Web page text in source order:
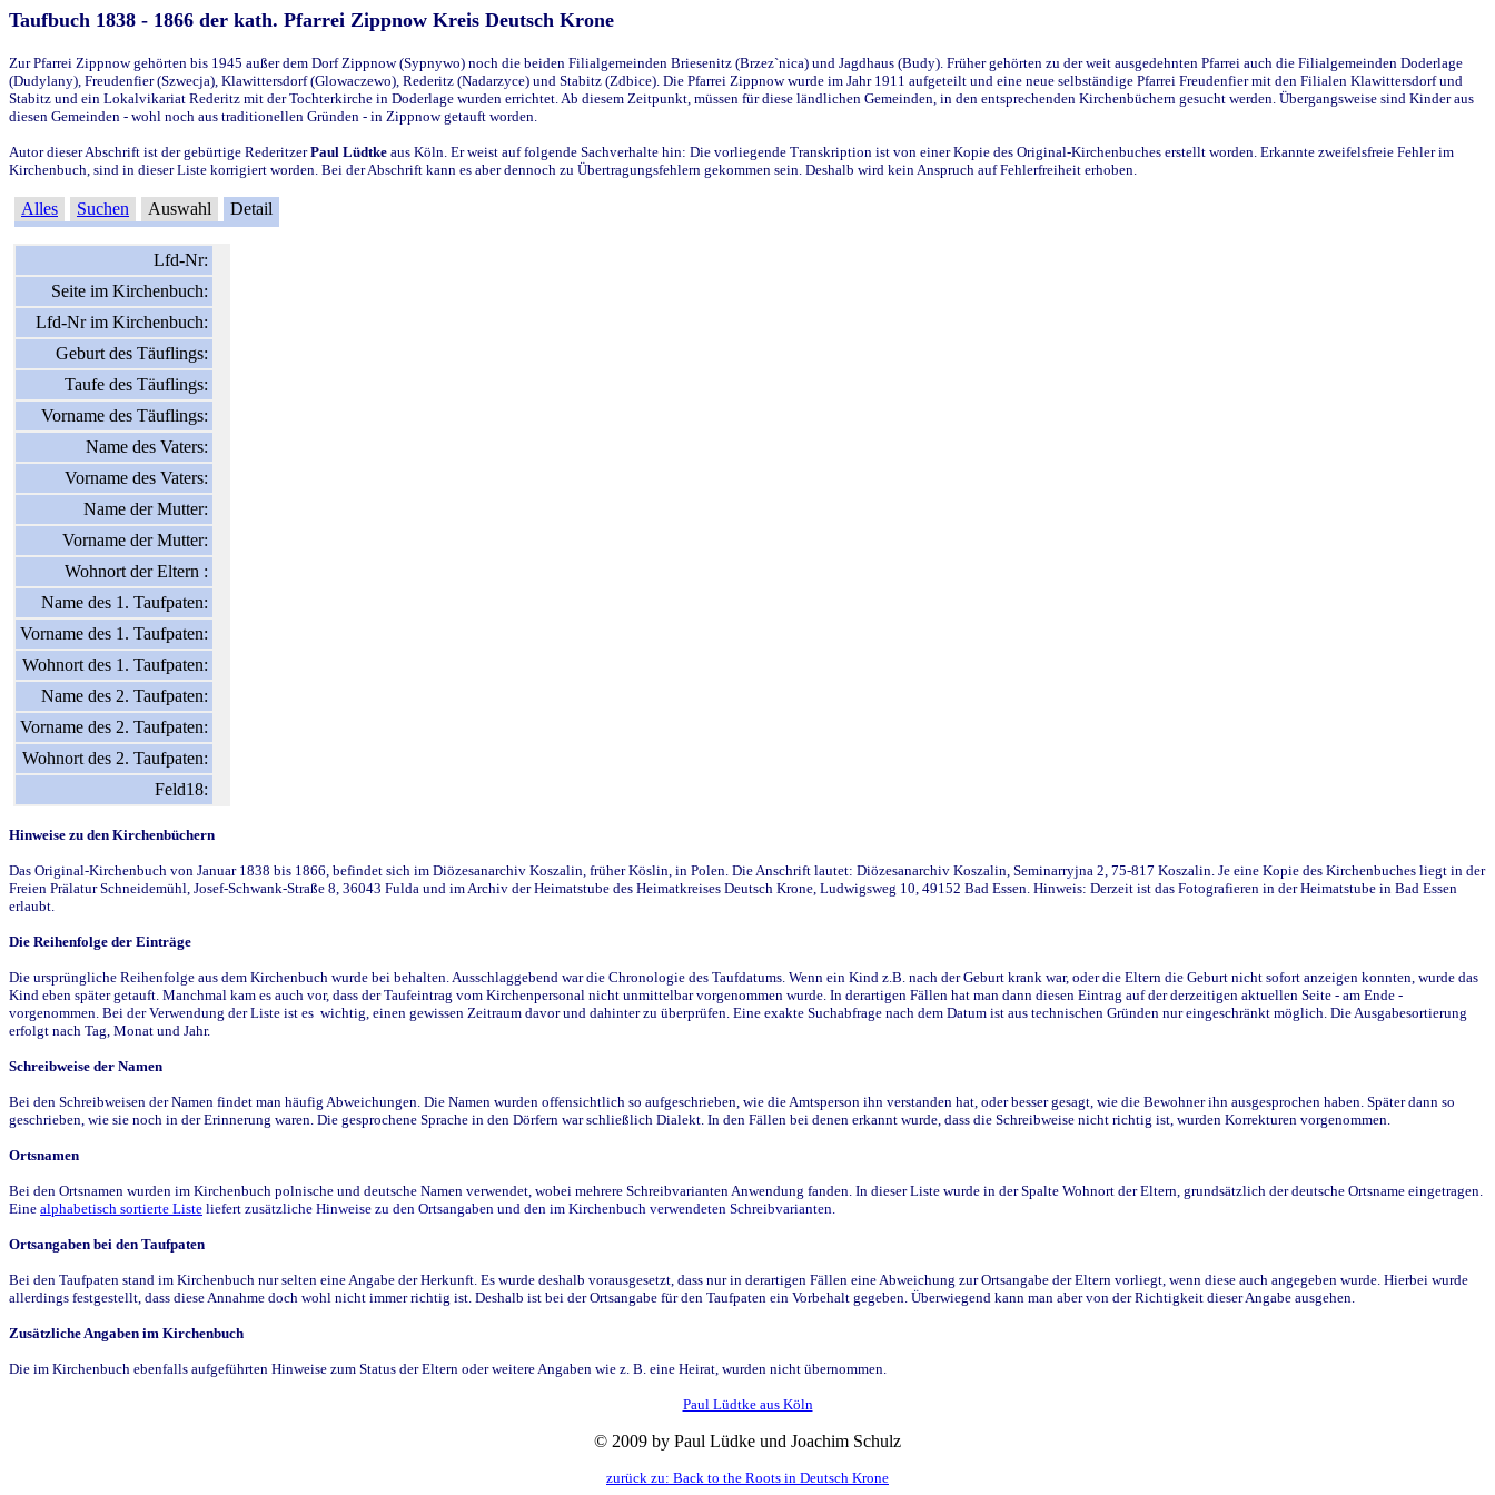
Taufbuch 1838 - 1866 der kath. Pfarrei Zippnow Kreis Deutsch Krone
Zur Pfarrei Zippnow gehörten bis 1945 außer dem Dorf Zippnow (Sypnywo) noch die beiden Filialgemeinden Briesenitz (Brzez`nica) und Jagdhaus (Budy). Früher gehörten zu der weit ausgedehnten Pfarrei auch die Filialgemeinden Doderlage
(Dudylany), Freudenfier (Szwecja), Klawittersdorf (Glowaczewo), Rederitz (Nadarzyce) und Stabitz (Zdbice). Die Pfarrei Zippnow wurde im Jahr 1911 aufgeteilt und eine neue selbständige Pfarrei Freudenfier mit den Filialen Klawittersdorf und
Stabitz und ein Lokalvikariat Rederitz mit der Tochterkirche in Doderlage wurden errichtet. Ab diesem Zeitpunkt, müssen für diese ländlichen Gemeinden, in den entsprechenden Kirchenbüchern gesucht werden. Übergangsweise sind Kinder aus
diesen Gemeinden - wohl noch aus traditionellen Gründen - in Zippnow getauft worden.
Autor dieser Abschrift ist der gebürtige RederitzerPaul Lüdtke aus Köln. Er weist auf folgende Sachverhalte hin: Die vorliegende Transkription ist von einer Kopie des Original-Kirchenbuches erstellt worden. Erkannte zweifelsfreie Fehler im
Kirchenbuch, sind in dieser Liste korrigiert worden. Bei der Abschrift kann es aber dennoch zu Übertragungsfehlern gekommen sein. Deshalb wird kein Anspruch auf Fehlerfreiheit erhoben.
Alles Suchen Auswahl Detail
Lfd-Nr:
Seite im Kirchenbuch:
Lfd-Nr im Kirchenbuch:
Geburt des Täuflings:
Taufe des Täuflings:
Vorname des Täuflings:
Name des Vaters:
Vorname des Vaters:
Name der Mutter:
Vorname der Mutter:
Wohnort der Eltern :
Name des 1. Taufpaten:
Vorname des 1. Taufpaten:
Wohnort des 1. Taufpaten:
Name des 2. Taufpaten:
Vorname des 2. Taufpaten:
Wohnort des 2. Taufpaten:
Feld18:
Hinweise zu den Kirchenbüchern
Das Original-Kirchenbuch von Januar 1838 bis 1866, befindet sich im Diözesanarchiv Koszalin, früher Köslin, in Polen. Die Anschrift lautet: Diözesanarchiv Koszalin, Seminarryjna 2, 75-817 Koszalin. Je eine Kopie des Kirchenbuches liegt in der
Freien Prälatur Schneidemühl, Josef-Schwank-Straße 8, 36043 Fulda und im Archiv der Heimatstube des Heimatkreises Deutsch Krone, Ludwigsweg 10, 49152 Bad Essen. Hinweis: Derzeit ist das Fotografieren in der Heimatstube in Bad Essen
erlaubt.
Die Reihenfolge der Einträge
Die ursprüngliche Reihenfolge aus dem Kirchenbuch wurde bei behalten. Ausschlaggebend war die Chronologie des Taufdatums. Wenn ein Kind z.B. nach der Geburt krank war, oder die Eltern die Geburt nicht sofort anzeigen konnten, wurde das
Kind eben später getauft. Manchmal kam es auch vor, dass der Taufeintrag vom Kirchenpersonal nicht unmittelbar vorgenommen wurde. In derartigen Fällen hat man dann diesen Eintrag auf der derzeitigen aktuellen Seite - am Ende -
vorgenommen. Bei der Verwendung der Liste ist es wichtig, einen gewissen Zeitraum davor und dahinter zu überprüfen. Eine exakte Suchabfrage nach dem Datum ist aus technischen Gründen nur eingeschränkt möglich. Die Ausgabesortierung
erfolgt nach Tag, Monat und Jahr.
Schreibweise der Namen
Bei den Schreibweisen der Namen findet man häufig Abweichungen. Die Namen wurden offensichtlich so aufgeschrieben, wie die Amtsperson ihn verstanden hat, oder besser gesagt, wie die Bewohner ihn ausgesprochen haben. Später dann so
geschrieben, wie sie noch in der Erinnerung waren. Die gesprochene Sprache in den Dörfern war schließlich Dialekt. In den Fällen bei denen erkannt wurde, dass die Schreibweise nicht richtig ist, wurden Korrekturen vorgenommen.
Ortsnamen
Bei den Ortsnamen wurden im Kirchenbuch polnische und deutsche Namen verwendet, wobei mehrere Schreibvarianten Anwendung fanden. In dieser Liste wurde in der Spalte Wohnort der Eltern, grundsätzlich der deutsche Ortsname eingetragen.
Eine alphabetisch sortierte Liste liefert zusätzliche Hinweise zu den Ortsangaben und den im Kirchenbuch verwendeten Schreibvarianten.
Ortsangaben bei den Taufpaten
Bei den Taufpaten stand im Kirchenbuch nur selten eine Angabe der Herkunft. Es wurde deshalb vorausgesetzt, dass nur in derartigen Fällen eine Abweichung zur Ortsangabe der Eltern vorliegt, wenn diese auch angegeben wurde. Hierbei wurde
allerdings festgestellt, dass diese Annahme doch wohl nicht immer richtig ist. Deshalb ist bei der Ortsangabe für den Taufpaten ein Vorbehalt gegeben. Überwiegend kann man aber von der Richtigkeit dieser Angabe ausgehen.
Zusätzliche Angaben im Kirchenbuch
Die im Kirchenbuch ebenfalls aufgeführten Hinweise zum Status der Eltern oder weitere Angaben wie z. B. eine Heirat, wurden nicht übernommen.
Paul Lüdtke aus Köln
© 2009 by Paul Lüdke und Joachim Schulz
zurück zu: Back to the Roots in Deutsch Krone